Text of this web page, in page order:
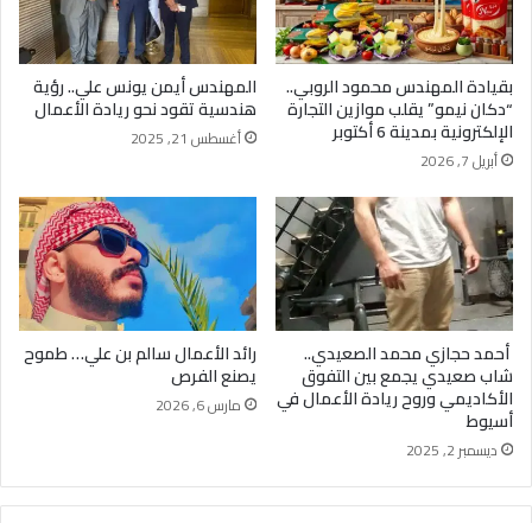
بقيادة المهندس محمود الروبي..
“دكان نيمو” يقلب موازين التجارة
الإلكترونية بمدينة 6 أكتوبر
أبريل 7, 2026
المهندس أيمن يونس علي.. رؤية
هندسية تقود نحو ريادة الأعمال
أغسطس 21, 2025
أحمد حجازي محمد الصعيدي..
شاب صعيدي يجمع بين التفوق
الأكاديمي وروح ريادة الأعمال في
أسيوط
ديسمبر 2, 2025
رائد الأعمال سالم بن علي… طموح
يصنع الفرص
مارس 6, 2026